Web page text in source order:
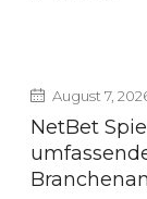
August 7,
NetBet